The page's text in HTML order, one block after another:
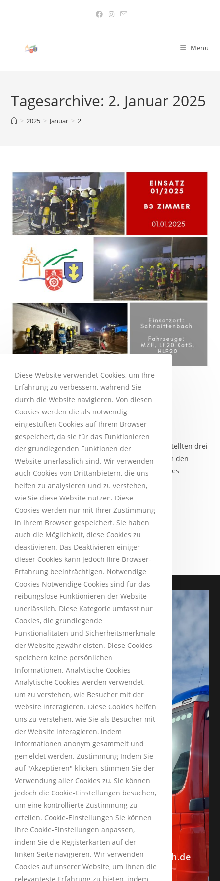
Menü
Tagesarchive: 2. Januar 2025
> 2025 > Januar > 2
B3 – Zimmerbrand
lucrei 2. Januar 2025
Am Neujahrstag wurden wir um 19:34 zu einem
Zimmerbrand in Schnaittenbach alarmiert. Wir stellten drei
Trupps unter Atemschutz, welche unter anderem den
Erstangriff im Gebäude vornahmen. Im Verlauf des
Einsatzes…
Weiterlesen
INFORMATIONEN
Impressum
Datenschutzerklärung
Schneckengäßchen 13
92253 Schnaittenbach
info@feuerwehrschnaittenbach.de
+49 9622 5035
Diese Website verwendet Cookies, um Ihre
Erfahrung zu verbessern, während Sie
durch die Website navigieren. Von diesen
Cookies werden die als notwendig
eingestuften Cookies auf Ihrem Browser
gespeichert, da sie für das Funktionieren
der grundlegenden Funktionen der
Website unerlässlich sind. Wir verwenden
auch Cookies von Drittanbietern, die uns
helfen zu analysieren und zu verstehen,
wie Sie diese Website nutzen. Diese
Cookies werden nur mit Ihrer Zustimmung
in Ihrem Browser gespeichert. Sie haben
auch die Möglichkeit, diese Cookies zu
deaktivieren. Das Deaktivieren einiger
dieser Cookies kann jedoch Ihre Browser-
Erfahrung beeinträchtigen. Notwendige
Cookies Notwendige Cookies sind für das
reibungslose Funktionieren der Website
unerlässlich. Diese Kategorie umfasst nur
Cookies, die grundlegende
Funktionalitäten und Sicherheitsmerkmale
der Website gewährleisten. Diese Cookies
speichern keine persönlichen
Informationen. Analytische Cookies
Analytische Cookies werden verwendet,
um zu verstehen, wie Besucher mit der
Website interagieren. Diese Cookies helfen
uns zu verstehen, wie Sie als Besucher mit
der Website interagieren, indem
Informationen anonym gesammelt und
gemeldet werden. Zustimmung Indem Sie
auf "Akzeptieren" klicken, stimmen Sie der
Verwendung aller Cookies zu. Sie können
jedoch die Cookie-Einstellungen besuchen,
um eine kontrollierte Zustimmung zu
erteilen. Cookie-Einstellungen Sie können
Ihre Cookie-Einstellungen anpassen,
indem Sie die Registerkarten auf der
linken Seite navigieren. Wir verwenden
Cookies auf unserer Website, um Ihnen die
relevanteste Erfahrung zu bieten, indem